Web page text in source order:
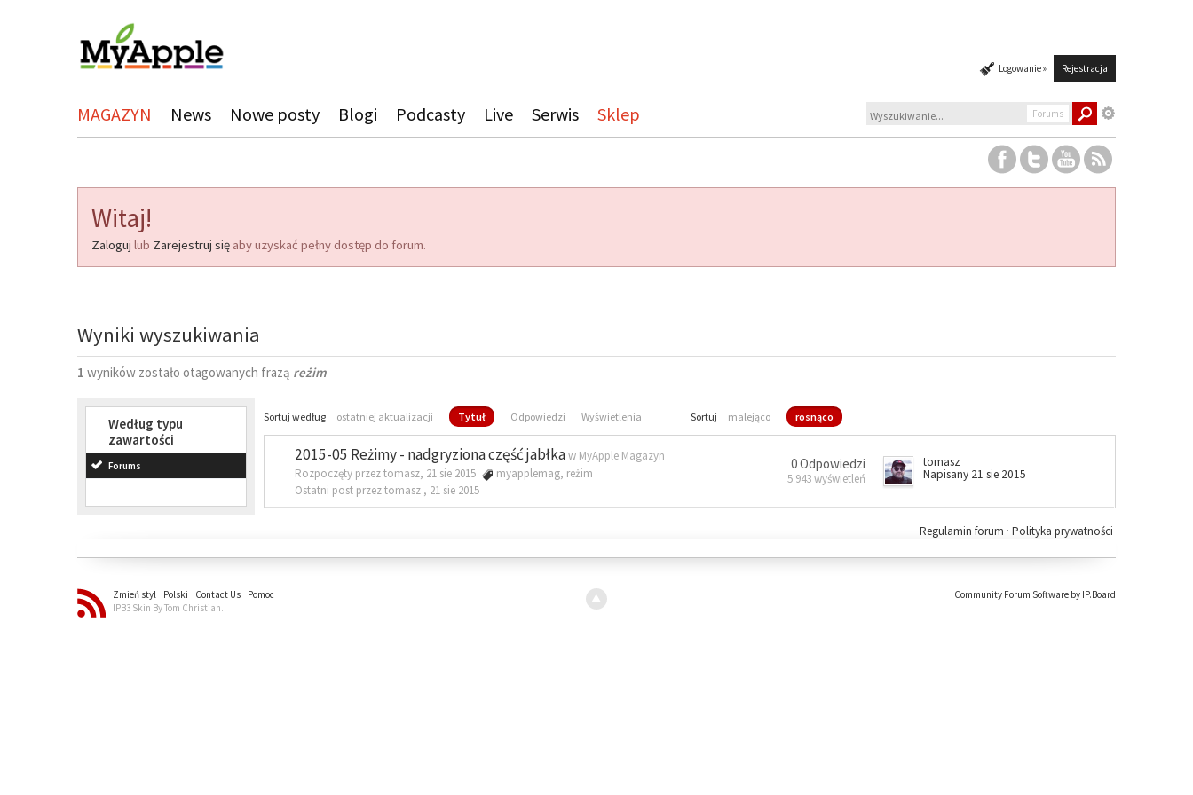
Logowanie » Rejestracja
MAGAZYN News Nowe posty Blogi Podcasty Live Serwis Sklep Forums
Witaj!
Zaloguj lub Zarejestruj się aby uzyskać pełny dostęp do forum.
Wyniki wyszukiwania
1 wyników zostało otagowanych frazą reżim
Według typu
zawartości
Forums
Sortuj według ostatniej aktualizacji Tytuł Odpowiedzi Wyświetlenia Sortuj malejąco rosnąco
2015-05 Reżimy - nadgryziona część jabłkaw MyApple Magazyn
Rozpoczęty przez tomasz, 21 sie 2015
myapplemag, reżim
Ostatni post przez tomasz , 21 sie 2015
0 Odpowiedzi
5 943 wyświetleń
tomasz
Napisany 21 sie 2015
Polityka prywatności
Regulamin forum ·
Zmień styl Polski Contact Us
Pomoc
IPB3 Skin By Tom Christian.
Community Forum Software by IP.Board